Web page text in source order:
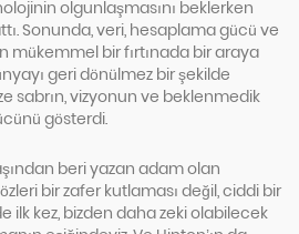
olgunlaşmasını beklerken
Sonunda, veri, hesaplama gücü ve
mükemmel bir fırtınada bir araya
geri dönülmez bir şekilde
sabrın, vizyonun ve beklenmedik
gösterdi.
beri yazan adam olan
bir zafer kutlaması değil, ciddi bir
ilk kez, bizden daha zeki olabilecek